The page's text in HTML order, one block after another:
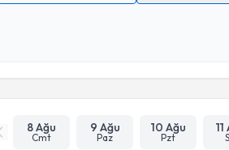
Takvim Talebini Gönder
8 Ağu
Cmt
9 Ağu
Paz
10 Ağu
Pzt